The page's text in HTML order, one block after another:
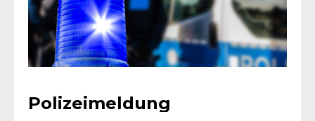
Polizeimeldung